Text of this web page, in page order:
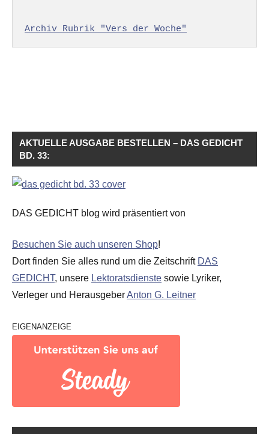
Archiv Rubrik "Vers der Woche"
AKTUELLE AUSGABE BESTELLEN – DAS GEDICHT
BD. 33:
DAS GEDICHT blog wird präsentiert von
Besuchen Sie auch unseren Shop!
Dort finden Sie alles rund um die Zeitschrift DAS
GEDICHT, unsere Lektoratsdienste sowie Lyriker,
Verleger und HerausgeberAnton G. Leitner
EIGENANZEIGE